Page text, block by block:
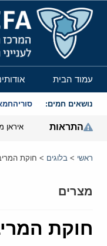
המרכז הירושלמי
עמוד הבית
נושאים חמים: סוריה
התראות איראן
ראשי > בלוגים > חוקת
מצרים
חוקת